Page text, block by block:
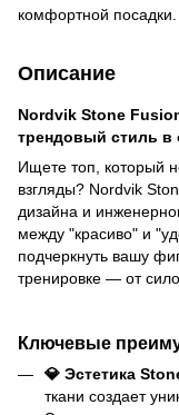
комфортной посадки.
Описание
Nordvik Stone
трендовый стиль в
Ищете топ, который
взгляды? Nordvik
дизайна и
между "красиво" и
подчеркнуть вашу
тренировке — от
Ключевые
💎 Эстетика
ткани создает